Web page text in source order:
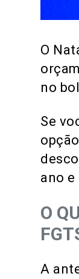
O
no
Se
ano
O
A